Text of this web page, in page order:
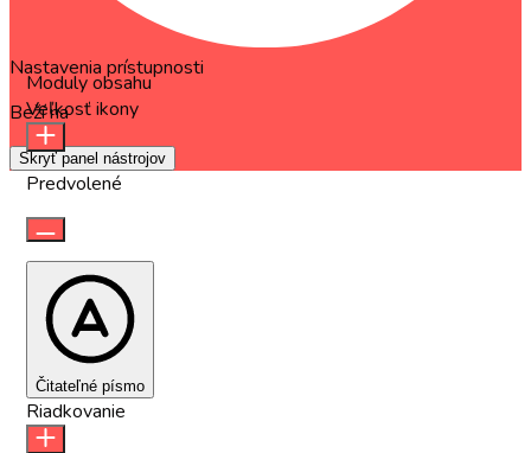
Nastavenia prístupnosti
Beží naOneTap
Skryť panel nástrojov
Moduly obsahu
Veľkosť ikony
Predvolené
Čitateľné písmo
Riadkovanie